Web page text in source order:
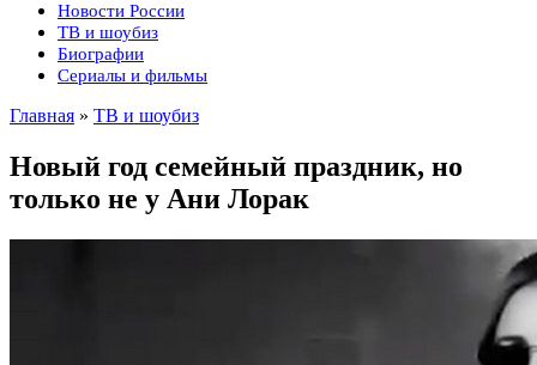
Новости России
ТВ и шоубиз
Биографии
Сериалы и фильмы
Главная » ТВ и шоубиз
Новый год семейный праздник, но
только не у Ани Лорак